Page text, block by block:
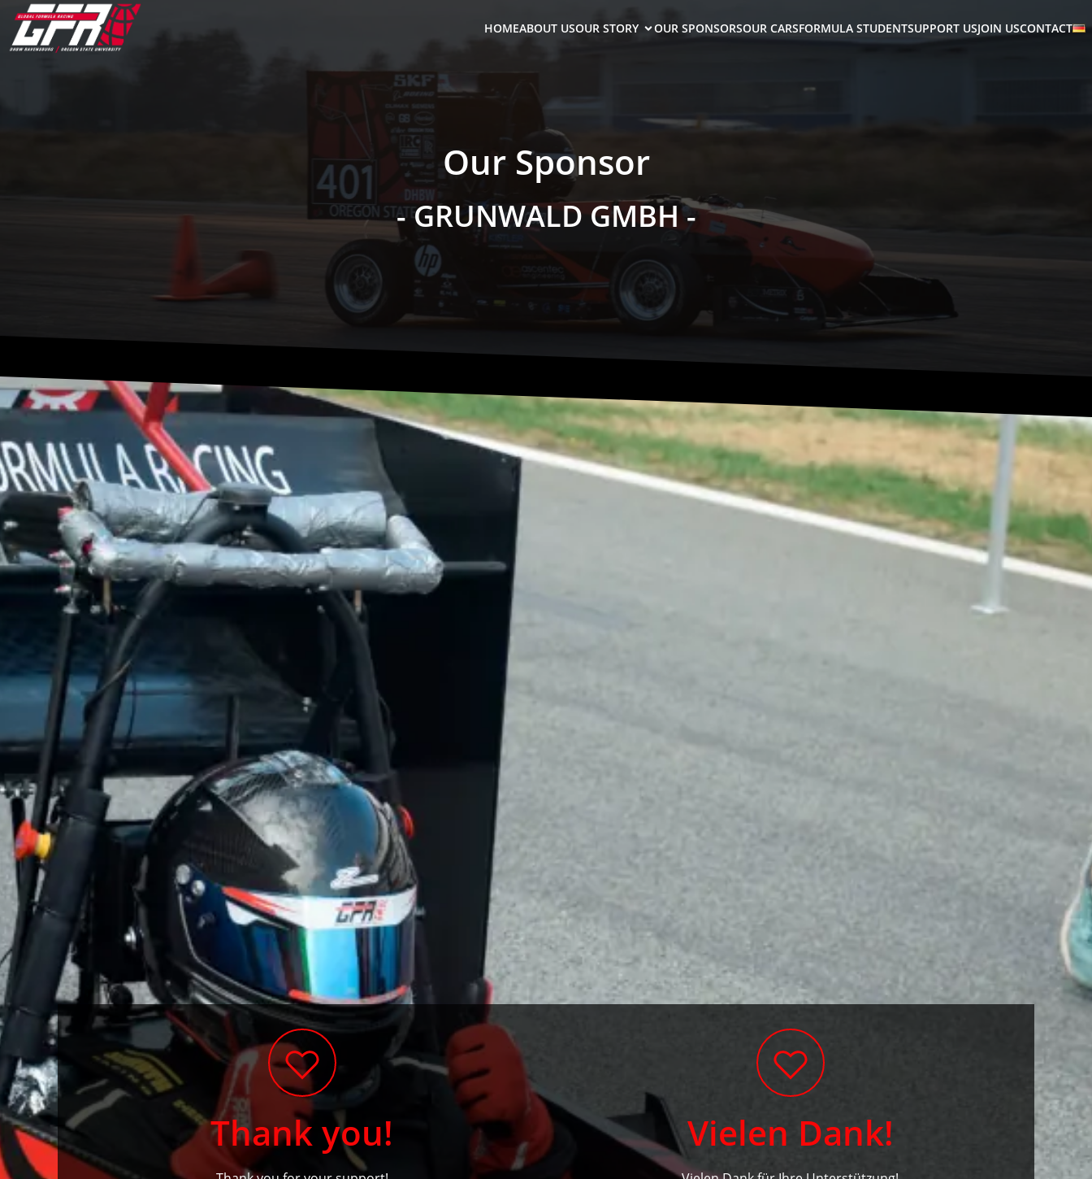
HOMEABOUT USOUR STORY OUR SPONSORSOUR CARSFORMULA STUDENTSUPPORT USJOIN USCONTACT
Our Sponsor
- GRUNWALD GMBH -
Thank you! Vielen Dank!